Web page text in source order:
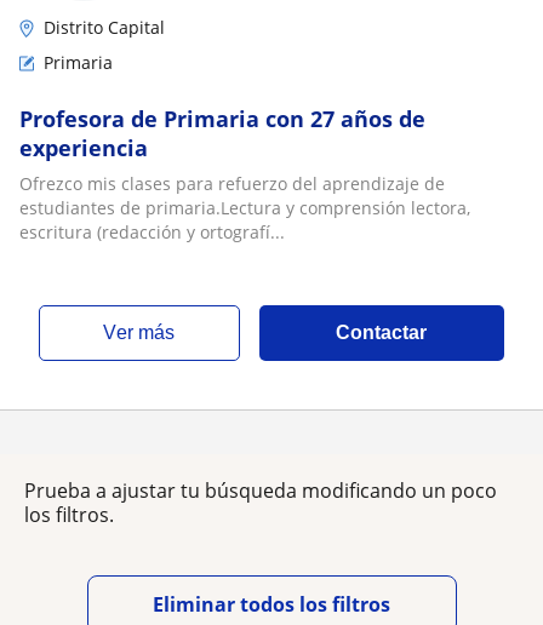
Distrito Capital
Primaria
Profesora de Primaria con 27 años de
experiencia
Ofrezco mis clases para refuerzo del aprendizaje de
estudiantes de primaria.Lectura y comprensión lectora,
escritura (redacción y ortografí...
ver más Contactar
Prueba a ajustar tu búsqueda modificando un poco
los filtros.
Eliminar todos los filtros